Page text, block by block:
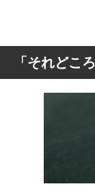
「それどこ